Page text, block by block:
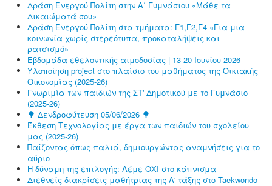
Δράση Ενεργού Πολίτη στην Α΄ Γυμνάσιου «Μάθε τα
Δικαιώματά σου»
Δράση Ενεργού Πολίτη στα τμήματα: Γ1,Γ2,Γ4 «Για μια
κοινωνία χωρίς στερεότυπα, προκαταλήψεις και
ρατσισμό»
Εβδομάδα εθελοντικής αιμοδοσίας | 13-20 Ιουνίου 2026
Υλοποίηση project στο πλαίσιο του μαθήματος της Οικιακής
Οικονομίας (2025-26)
Γνωριμία των παιδιών της ΣΤ' Δημοτικού με το Γυμνάσιο
(2025-26)
🌳 Δενδροφύτευση 05/06/2026 🌳
Έκθεση Τεχνολογίας με έργα των παιδιών του σχολείου
μας (2025-26)
Παίζοντας όπως παλιά, δημιουργώντας αναμνήσεις για το
αύριο
Η δύναμη της επιλογής: Λέμε ΟΧΙ στο κάπνισμα
Διεθνείς διακρίσεις μαθήτριας της Α' τάξης στο Taekwondo